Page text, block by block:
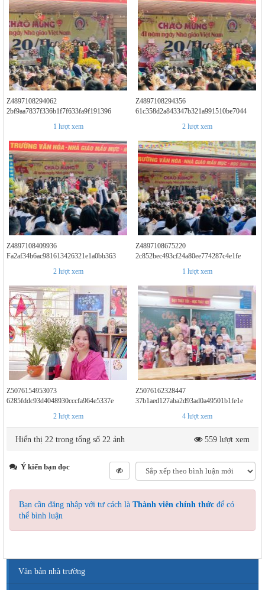
Z4897108294062
2bf9aa7837f336b1f7f633fa9f191396
1 lượt xem
Z4897108294356
61c358d2a843347b321a991510be7044
2lượt xem
Z4897108409936
Fa2af34b6ac981613426321e1a0bb363
2lượt xem
Z4897108675220
2c852bec493cf24a80ee774287c4e1fe
1 lượt xem
Z5076154953073
6285fddc93d4048930cccfa964e5337e
2lượt xem
Z5076162328447
37b1aed127aba2d93ad0a49501b1fe1e
4lượt xem
Hiển thị 22 trong tổng số 22 ảnh 559 lượt xem
Ý kiến bạn đọc
Bạn cần đăng nhập với tư cách là Thành viên chính thức để có
thể bình luận
Văn bản nhà trường